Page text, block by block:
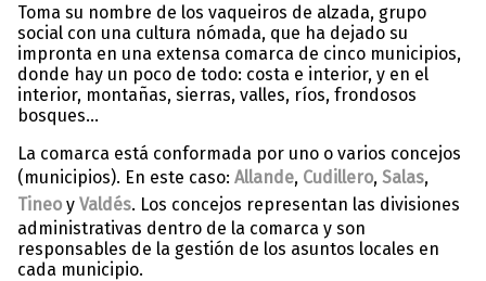
Toma su nombre de los vaqueiros de alzada, grupo
social con una cultura nómada, que ha dejado su
impronta en una extensa comarca de cinco municipios,
donde hay un poco de todo: costa e interior, y en el
interior, montañas, sierras, valles, ríos, frondosos
bosques…
La comarca está conformada por uno o varios concejos
(municipios). En este caso: Allande, Cudillero, Salas,
Tineo y Valdés. Los concejos representan las divisiones
administrativas dentro de la comarca y son
responsables de la gestión de los asuntos locales en
cada municipio.